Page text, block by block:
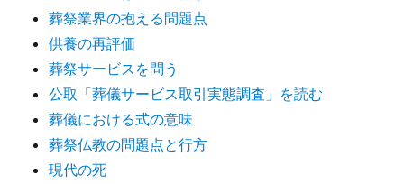
葬祭業界の抱える問題点
供養の再評価
葬祭サービスを問う
公取「葬儀サービス取引実態調査」を読む
葬儀における式の意味
葬祭仏教の問題点と行方
現代の死